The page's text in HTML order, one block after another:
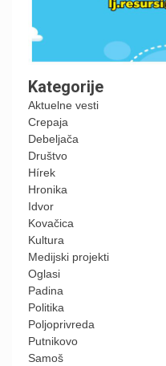
Kategorije
Aktuelne vesti
Crepaja
Debeljača
Društvo
Hírek
Hronika
Idvor
Kovačica
Kultura
Medijski projekti
Oglasi
Padina
Politika
Poljoprivreda
Putnikovo
Samoš